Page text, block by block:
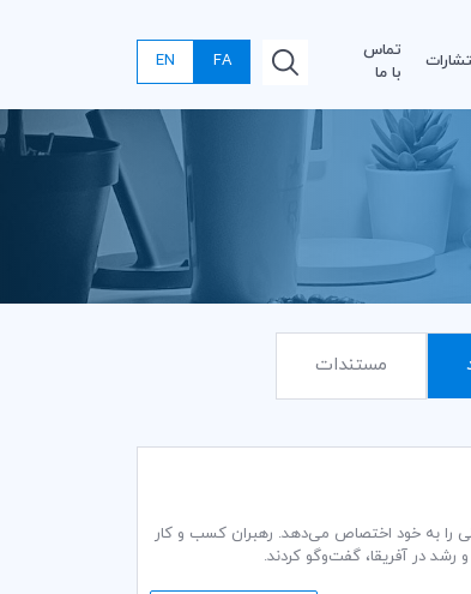
تماس
با ما
FA
EN
مستندات
را به خود اختصاص می‌دهد. رهبران کسب و کار